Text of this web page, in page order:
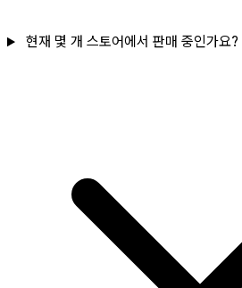
현재 몇 개 스토어에서 판매 중인가요?